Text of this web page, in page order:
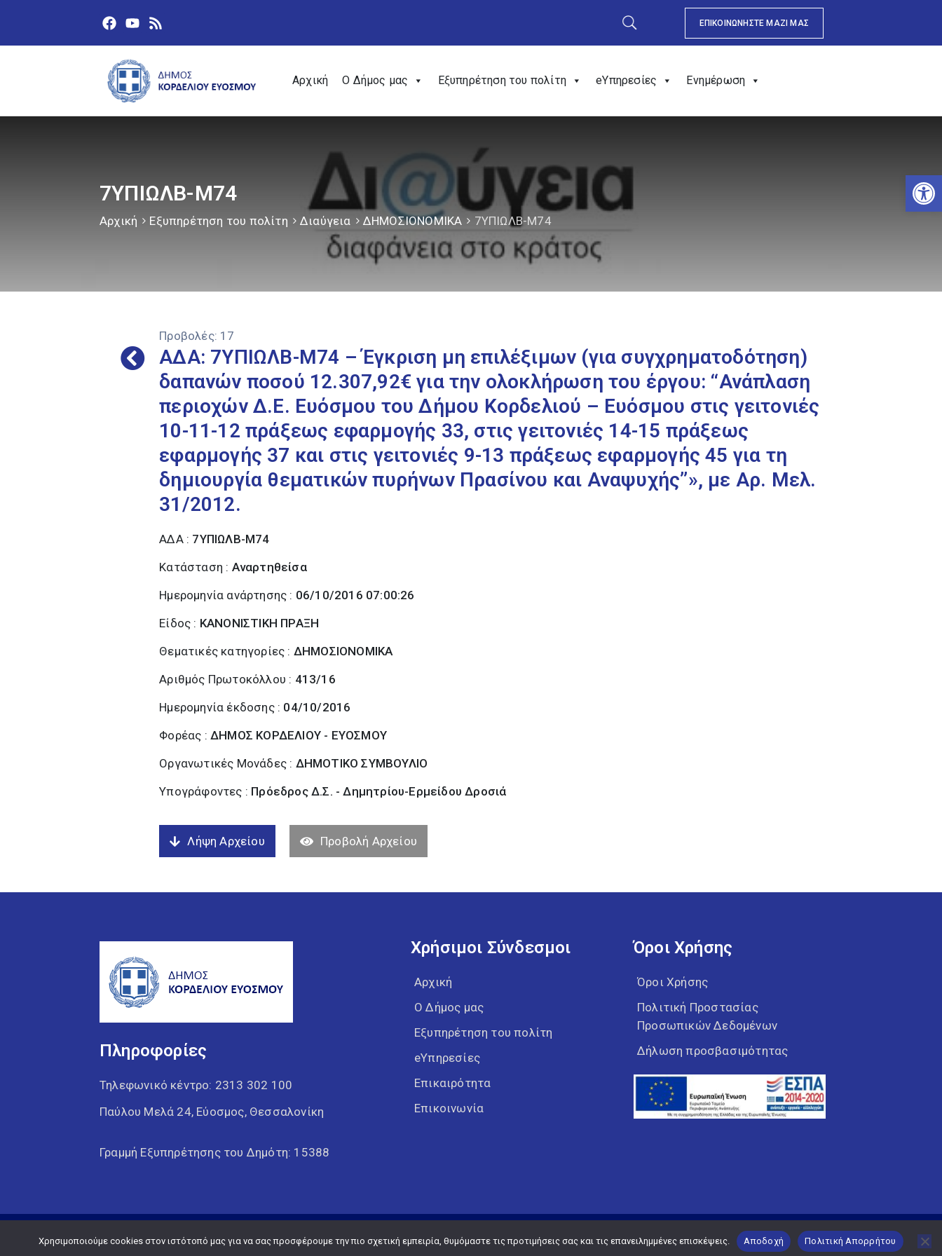
ΕΠΙΚΟΙΝΩΝΗΣΤΕ ΜΑΖΙ ΜΑΣ
Αρχική Ο Δήμος μας Εξυπηρέτηση του πολίτη eΥπηρεσίες Ενημέρωση
7ΥΠΙΩΛΒ-Μ74
Αρχική Εξυπηρέτηση του πολίτη Διαύγεια ΔΗΜΟΣΙΟΝΟΜΙΚΑ 7ΥΠΙΩΛΒ-Μ74
Προβολές: 17
ΑΔΑ: 7ΥΠΙΩΛΒ-Μ74 – Έγκριση μη επιλέξιμων (για συγχρηματοδότηση)
δαπανών ποσού 12.307,92€ για την ολοκλήρωση του έργου: ‘‘Ανάπλαση
περιοχών Δ.Ε. Ευόσμου του Δήμου Κορδελιού – Ευόσμου στις γειτονιές
10-11-12 πράξεως εφαρμογής 33, στις γειτονιές 14-15 πράξεως
εφαρμογής 37 και στις γειτονιές 9-13 πράξεως εφαρμογής 45 για τη
δημιουργία θεματικών πυρήνων Πρασίνου και Αναψυχής’’», με Αρ. Μελ.
31/2012.
ΑΔΑ : 7ΥΠΙΩΛΒ-Μ74
Κατάσταση : Αναρτηθείσα
Ημερομηνία ανάρτησης : 06/10/2016 07:00:26
Είδος : ΚΑΝΟΝΙΣΤΙΚΗ ΠΡΑΞΗ
Θεματικές κατηγορίες : ΔΗΜΟΣΙΟΝΟΜΙΚΑ
Αριθμός Πρωτοκόλλου : 413/16
Ημερομηνία έκδοσης : 04/10/2016
Φορέας :ΔΗΜΟΣ ΚΟΡΔΕΛΙΟΥ - ΕΥΟΣΜΟΥ
Οργανωτικές Μονάδες : ΔΗΜΟΤΙΚΟ ΣΥΜΒΟΥΛΙΟ
Υπογράφοντες : Πρόεδρος Δ.Σ. - Δημητρίου-Ερμείδου Δροσιά
Λήψη Αρχείου Προβολή Αρχείου
Πληροφορίες
Τηλεφωνικό κέντρο: 2313 302 100
Παύλου Μελά 24, Εύοσμος, Θεσσαλονίκη
Γραμμή Εξυπηρέτησης του Δημότη: 15388
Χρήσιμοι Σύνδεσμοι
Αρχική
Ο Δήμος μας
Εξυπηρέτηση του πολίτη
eΥπηρεσίες
Επικαιρότητα
Επικοινωνία
Όροι Χρήσης
Όροι Χρήσης
Πολιτική Προστασίας
Προσωπικών Δεδομένων
Δήλωση προσβασιμότητας
Copyright © 2026 Δήμος Κορδελιού Ευόσμου
Χρησιμοποιούμε cookies στον ιστότοπό μας για να σας προσφέρουμε την πιο σχετική εμπειρία, θυμόμαστε τις προτιμήσεις σας και τις επανειλημμένες επισκέψεις. Αποδοχή Πολιτική Απορρήτου